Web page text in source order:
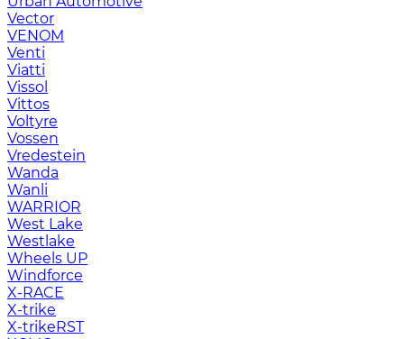
Vector
VENOM
Venti
Viatti
Vissol
Vittos
Voltyre
Vossen
Vredestein
Wanda
Wanli
WARRIOR
West Lake
Westlake
Wheels UP
Windforce
X-RACE
X-trike
X-trikeRST